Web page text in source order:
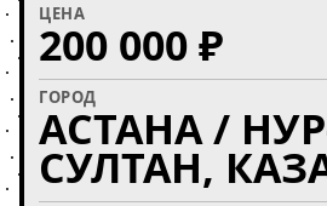
ЦЕНА
200 000 ₽
ГОРОД
АСТАНА /
СУЛТАН,